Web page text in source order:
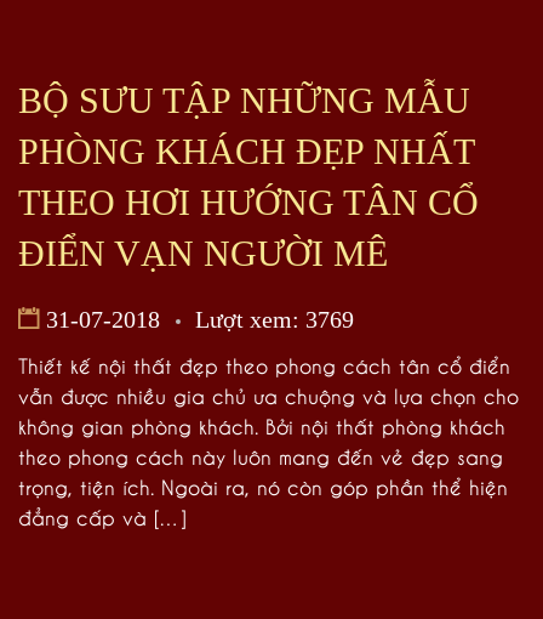
BỘ SƯU TẬP NHỮNG MẪU
PHÒNG KHÁCH ĐẸP NHẤT
THEO HƠI HƯỚNG TÂN CỔ
ĐIỂN VẠN NGƯỜI MÊ
31-07-2018
Lượt xem: 3769
Thiết kế nội thất đẹp theo phong cách tân cổ điển
vẫn được nhiều gia chủ ưa chuộng và lựa chọn cho
không gian phòng khách. Bởi nội thất phòng khách
theo phong cách này luôn mang đến vẻ đẹp sang
trọng, tiện ích. Ngoài ra, nó còn góp phần thể hiện
đẳng cấp và […]